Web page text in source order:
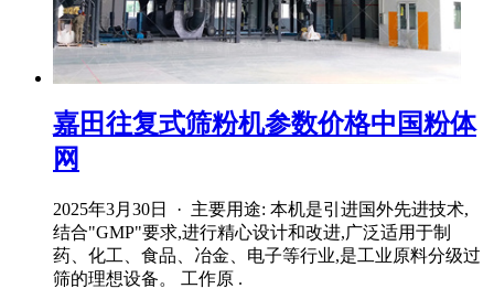
嘉田往复式筛粉机参数价格中国粉体
网
2025年3月30日 · 主要用途: 本机是引进国外先进技术,
结合"GMP"要求,进行精心设计和改进,广泛适用于制
药、化工、食品、冶金、电子等行业,是工业原料分级过
筛的理想设备。 工作原 .